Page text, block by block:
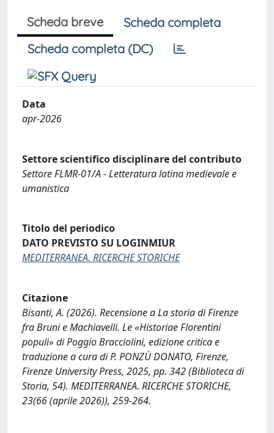
Scheda breve
Scheda completa
Scheda completa (DC)
Data
apr-2026
Settore scientifico disciplinare del contributo
Settore FLMR-01/A - Letteratura latina medievale e
umanistica
Titolo del periodico
DATO PREVISTO SU LOGINMIUR
MEDITERRANEA. RICERCHE STORICHE
Citazione
Bisanti, A. (2026). Recensione a La storia di Firenze
fra Bruni e Machiavelli. Le «Historiae Florentini
populi» di Poggio Bracciolini, edizione critica e
traduzione a cura di P. PONZÙ DONATO, Firenze,
Firenze University Press, 2025, pp. 342 (Biblioteca di
Storia, 54). MEDITERRANEA. RICERCHE STORICHE,
23(66 (aprile 2026)), 259-264.